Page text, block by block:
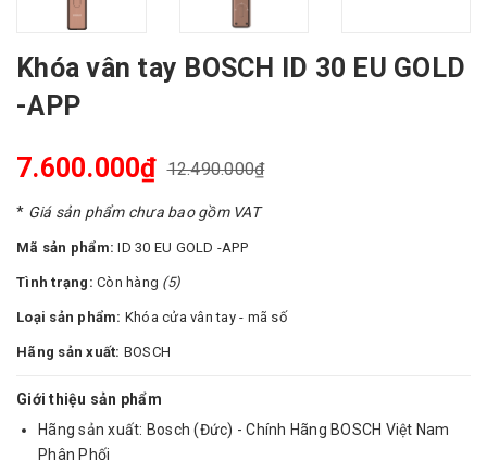
Khóa vân tay BOSCH ID 30 EU GOLD
-APP
7.600.000₫ 12.490.000₫
* Giá sản phẩm chưa bao gồm VAT
Mã sản phẩm:ID 30 EU GOLD -APP
Tình trạng: Còn hàng (5)
Loại sản phẩm: Khóa cửa vân tay - mã số
Hãng sản xuất: BOSCH
Giới thiệu sản phẩm
Hãng sản xuất: Bosch (Đức) - Chính Hãng BOSCH Việt Nam
Phân Phối